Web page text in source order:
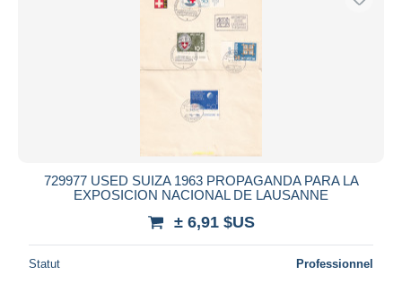
729977 USED SUIZA 1963 PROPAGANDA PARA LA
EXPOSICION NACIONAL DE LAUSANNE
± 6,91 $US
Statut Professionnel